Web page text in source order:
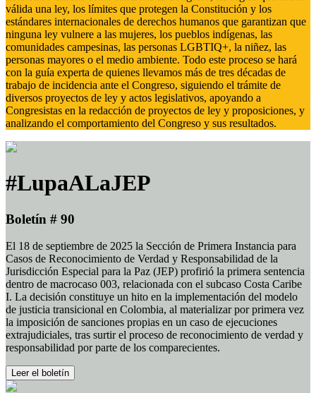
válida una ley, los límites que protegen la Constitución y los
estándares internacionales de derechos humanos que garantizan que
ninguna ley vulnere a las mujeres, los pueblos indígenas, las
comunidades campesinas, las personas LGBTIQ+, la niñez, las
personas mayores o el medio ambiente. Todo este proceso se hará
con la guía experta de quienes llevamos más de tres décadas de
trabajo de incidencia ante el Congreso, siguiendo el trámite de
diversos proyectos de ley y actos legislativos, apoyando a
Congresistas en la redacción de proyectos de ley y proposiciones, y
analizando el comportamiento del Congreso y sus resultados.
#LupaALaJEP
Boletín # 90
El 18 de septiembre de 2025 la Sección de Primera Instancia para
Casos de Reconocimiento de Verdad y Responsabilidad de la
Jurisdicción Especial para la Paz (JEP) profirió la primera sentencia
dentro de macrocaso 003, relacionada con el subcaso Costa Caribe
I. La decisión constituye un hito en la implementación del modelo
de justicia transicional en Colombia, al materializar por primera vez
la imposición de sanciones propias en un caso de ejecuciones
extrajudiciales, tras surtir el proceso de reconocimiento de verdad y
responsabilidad por parte de los comparecientes.
Leer el boletín